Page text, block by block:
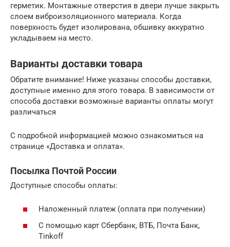
герметик. Монтажные отверстия в двери лучше закрыть
слоем виброизоляционного материала. Когда
поверхность будет изолирована, обшивку аккуратно
укладываем на место.
Варианты доставки товара
Обратите внимание! Ниже указаны способы доставки,
доступные именно для этого товара. В зависимости от
способа доставки возможные варианты оплаты могут
различаться
С подробной информацией можно ознакомиться на
странице «Доставка и оплата».
Посылка Почтой России
Доступные способы оплаты:
Наложенный платеж (оплата при получении)
С помощью карт Сбербанк, ВТБ, Почта Банк,
Tinkoff